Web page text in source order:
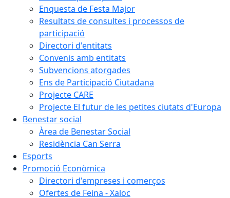
Enquesta de Festa Major
Resultats de consultes i processos de
participació
Directori d'entitats
Convenis amb entitats
Subvencions atorgades
Ens de Participació Ciutadana
Projecte CARE
Projecte El futur de les petites ciutats d'Europa
Benestar social
Àrea de Benestar Social
Residència Can Serra
Esports
Promoció Econòmica
Directori d'empreses i comerços
Ofertes de Feina - Xaloc